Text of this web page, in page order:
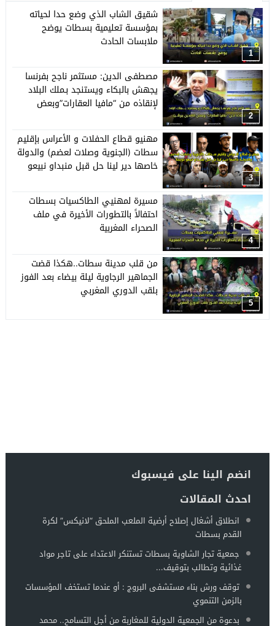
1
شقيق الشاب الذي وضع حدا لحياته
بمؤسسة تعليمية بسطات يوضح
ملابسات الحادث
2
مصطفى الدين: مستثمر ناجح بفرنسا
يجهش بالبكاء ويستنجد بـملك البلاد
لإنقاذه من “مافيا العقارات”وبعض
3
مهنيو قطاع الحفلات و الأعراس بإقليم
سطات (الجنوية وصلات لعضم) والدولة
خاصها دير لينا حل قبل منبداو نبيعو
4
مسيرة لمهنيي الطاكسيات بسطات
احتفالاً بالتطورات الأخيرة في ملف
الصحراء المغربية
5
من قلب مدينة سطات..هكذا قضت
الجماهير الرجاوية ليلة بيضاء بعد الفوز
بلقب الدوري المغربي
انضم الينا على فيسبوك
احدث المقالات
انطلاق أشغال إصلاح أرضية الملعب الملحق “لانيكس” لكرة
القدم بسطات
جمعية تجار الشاوية بسطات تستنكر الاعتداء على تاجر مواد
غذائية وتطالب بتوقيف...
توقف ورش بناء مستشفى البروج : أو عندما تستخف المؤسسات
بالزمن التنموي
بدعوة من الجمعية الدولية للمغاربة من أجل التسامح.. محمد